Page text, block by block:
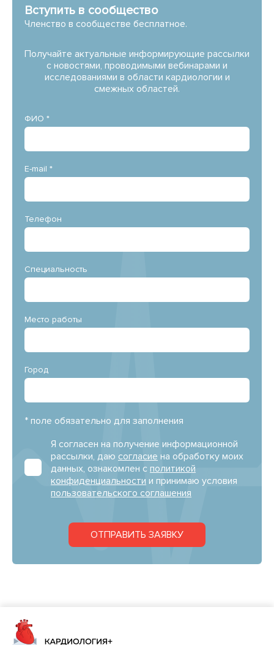
Вступить в сообщество
Членство в сообществе бесплатное.
Получайте актуальные информирующие рассылки
с новостями, проводимыми вебинарами и
исследованиями в области кардиологии и
смежных областей.
ФИО *
E-mail *
Телефон
Специальность
Место работы
Город
* поле обязательно для заполнения
Я согласен на получение информационной
рассылки, даю согласие на обработку моих
данных, ознакомлен с политикой
конфиденциальности и принимаю условия
пользовательского соглашения
ОТПРАВИТЬ ЗАЯВКУ